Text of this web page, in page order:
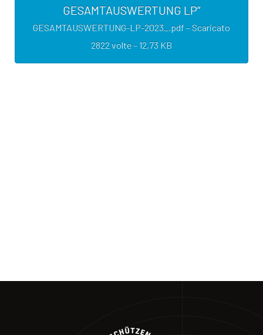
GESAMTAUSWERTUNG LP”
GESAMTAUSWERTUNG-LP-2023_.pdf – Scaricato
2822 volte – 12,73 KB